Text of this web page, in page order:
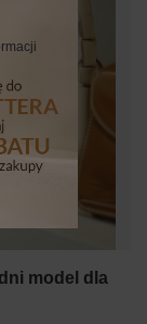
model dla